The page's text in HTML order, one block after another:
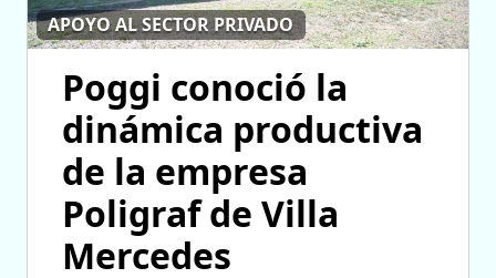
APOYO AL SECTOR PRIVADO
Poggi conoció la
dinámica productiva
de la empresa
Poligraf de Villa
Mercedes